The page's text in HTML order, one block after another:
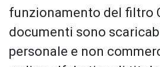
funzionamento del filtro
documenti sono
personale e non